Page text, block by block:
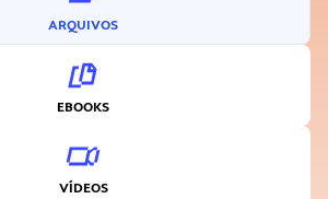
ARQUIVOS
EBOOKS
VÍDEOS